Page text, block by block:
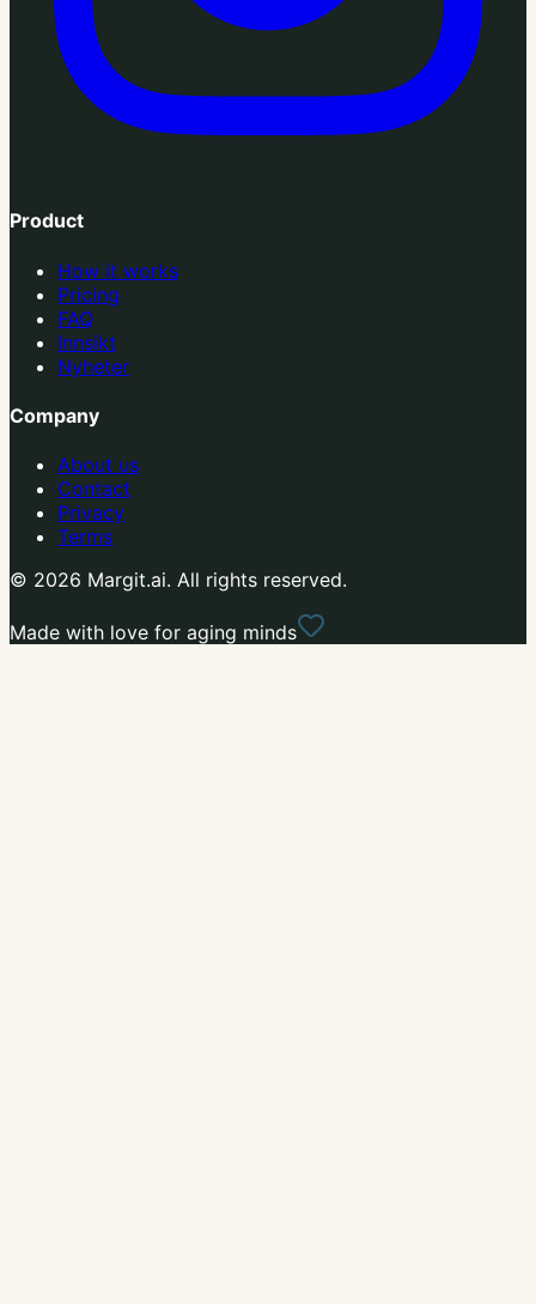
Product
How it works
Pricing
FAQ
Innsikt
Nyheter
Company
About us
Contact
Privacy
Terms
© 2026 Margit.ai. All rights reserved.
Made with love for aging minds